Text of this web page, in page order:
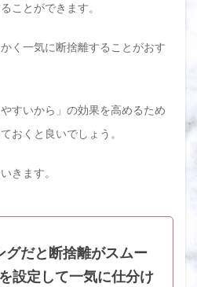
ことができます。
く一気に断捨離することがおす
すいから」の効果を高めるため
おくと良いでしょう。
きます。
グだと断捨離がスムー
設定して一気に仕分け